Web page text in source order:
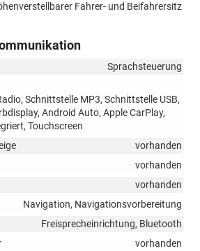
Fahrer- und Beifahrersitz
Sprachsteuerung
Schnittstelle MP3, Schnittstelle USB,
Android Auto, Apple CarPlay,
Touchscreen
vorhanden
vorhanden
vorhanden
Navigation, Navigationsvorbereitung
Freisprecheinrichtung, Bluetooth
vorhanden